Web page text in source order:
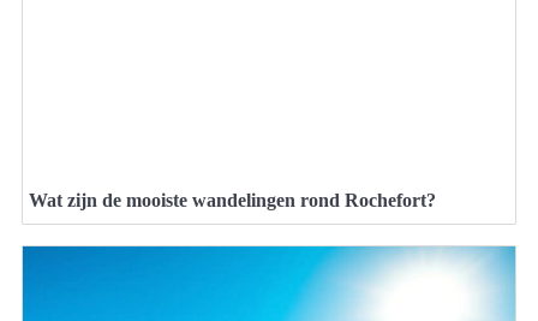
Wat zijn de mooiste wandelingen rond Rochefort?